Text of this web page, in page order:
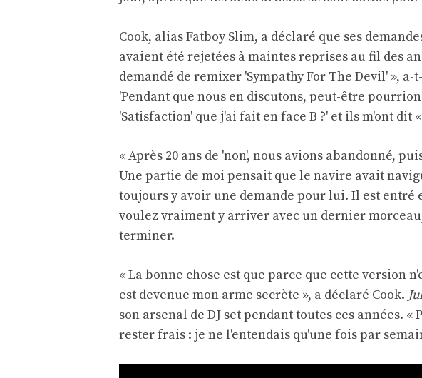
Cook, alias Fatboy Slim, a déclaré que ses
avaient été rejetées à maintes reprises au fil des
demandé de remixer 'Sympathy For The Devil' », a-
'Pendant que nous en discutons, peut-être
'Satisfaction' que j'ai fait en face B ?' et ils m'ont dit
« Après 20 ans de 'non', nous avions abandonné,
Une partie de moi pensait que le navire avait
toujours y avoir une demande pour lui. Il est entré
voulez vraiment y arriver avec un dernier
terminer.
« La bonne chose est que parce que cette version
est devenue mon arme secrète », a déclaré Cook.
son arsenal de DJ set pendant toutes ces années.
rester frais : je ne l'entendais qu'une fois par